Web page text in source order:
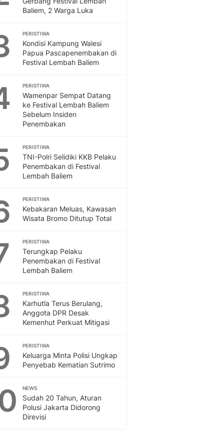
Baliem, 2 Warga Luka
PERISTIWA
Kondisi Kampung Walesi
Papua Pascapenembakan di
Festival Lembah Baliem
PERISTIWA
Wamenpar Sempat Datang
ke Festival Lembah Baliem
Sebelum Insiden
Penembakan
PERISTIWA
TNI-Polri Selidiki KKB Pelaku
Penembakan di Festival
Lembah Baliem
PERISTIWA
Kebakaran Meluas, Kawasan
Wisata Bromo Ditutup Total
PERISTIWA
Terungkap Pelaku
Penembakan di Festival
Lembah Baliem
PERISTIWA
Karhutla Terus Berulang,
Anggota DPR Desak
Kemenhut Perkuat Mitigasi
PERISTIWA
Keluarga Minta Polisi Ungkap
Penyebab Kematian Sutrimo
NEWS
Sudah 20 Tahun, Aturan
Polusi Jakarta Didorong
Direvisi